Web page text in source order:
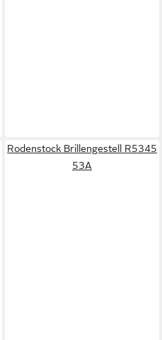
Rodenstock Brillengestell R5345
53A